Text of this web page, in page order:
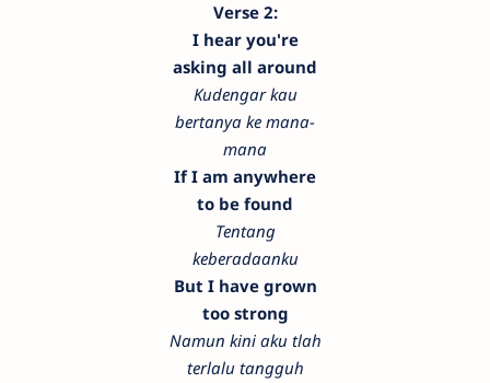
Verse 2:
I hear you're
asking all around
Kudengar kau
bertanya ke mana-
mana
If I am anywhere
to be found
Tentang
keberadaanku
But I have grown
too strong
Namun kini aku tlah
terlalu tangguh